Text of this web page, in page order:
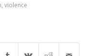
violence